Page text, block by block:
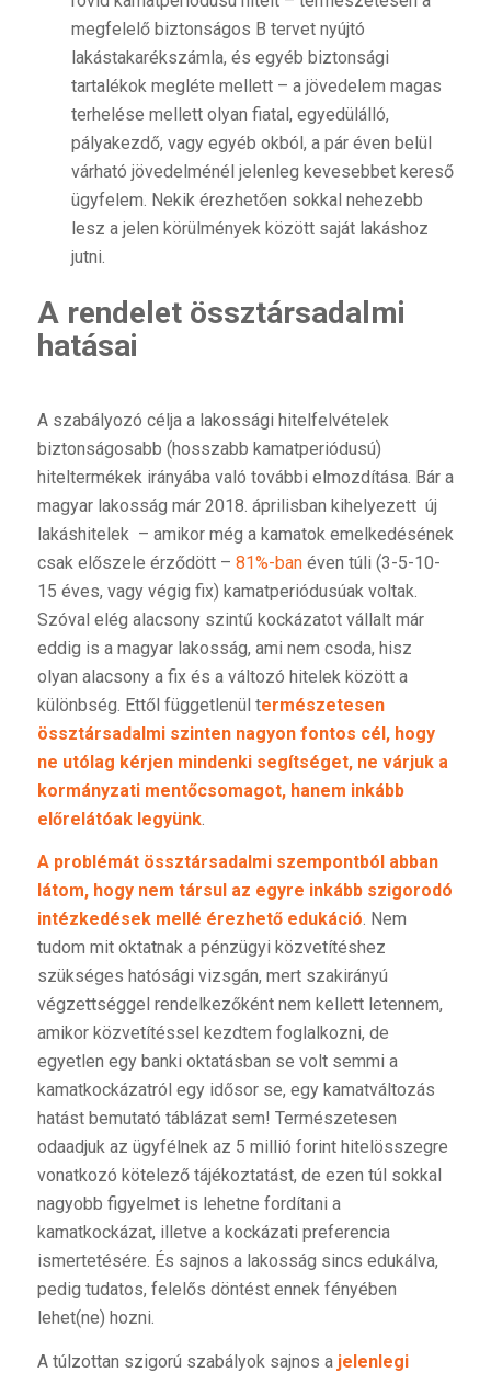
megfelelő biztonságos B tervet nyújtó
lakástakarékszámla, és egyéb biztonsági
tartalékok megléte mellett – a jövedelem magas
terhelése mellett olyan fiatal, egyedülálló,
pályakezdő, vagy egyéb okból, a pár éven belül
várható jövedelménél jelenleg kevesebbet kereső
ügyfelem. Nekik érezhetően sokkal nehezebb
lesz a jelen körülmények között saját lakáshoz
jutni.
A rendelet össztársadalmi
hatásai
A szabályozó célja a lakossági hitelfelvételek
biztonságosabb (hosszabb kamatperiódusú)
hiteltermékek irányába való további elmozdítása. Bár a
magyar lakosság már 2018. áprilisban kihelyezett új
lakáshitelek – amikor még a kamatok emelkedésének
csak előszele érződött – 81%-banéven túli (3-5-10-
15 éves, vagy végig fix) kamatperiódusúak voltak.
Szóval elég alacsony szintű kockázatot vállalt már
eddig is a magyar lakosság, ami nem csoda, hisz
olyan alacsony a fix és a változó hitelek között a
különbség. Ettől függetlenül természetesen
össztársadalmi szinten nagyon fontos cél, hogy
ne utólag kérjen mindenki segítséget, ne várjuk a
kormányzati mentőcsomagot, hanem inkább
előrelátóak legyünk.
A problémát össztársadalmi szempontból abban
látom, hogy nem társul az egyre inkább szigorodó
intézkedések mellé érezhető edukáció. Nem
tudom mit oktatnak a pénzügyi közvetítéshez
szükséges hatósági vizsgán, mert szakirányú
végzettséggel rendelkezőként nem kellett letennem,
amikor közvetítéssel kezdtem foglalkozni, de
egyetlen egy banki oktatásban se volt semmi a
kamatkockázatról egy idősor se, egy kamatváltozás
hatást bemutató táblázat sem! Természetesen
odaadjuk az ügyfélnek az 5 millió forint hitelösszegre
vonatkozó kötelező tájékoztatást, de ezen túl sokkal
nagyobb figyelmet is lehetne fordítani a
kamatkockázat, illetve a kockázati preferencia
ismertetésére. És sajnos a lakosság sincs edukálva,
pedig tudatos, felelős döntést ennek fényében
lehet(ne) hozni.
A túlzottan szigorú szabályok sajnos a jelenlegi